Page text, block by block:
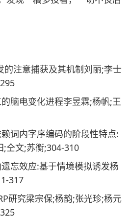
注意捕获及其机制刘丽;李士
电变化进程李昱霖;杨帆;王
内字序编码的阶段性特点:
;仝文;苏衡;304-310
效应:基于情境模拟诱发杨
317
究梁宗保;杨韵;张光珍;杨元